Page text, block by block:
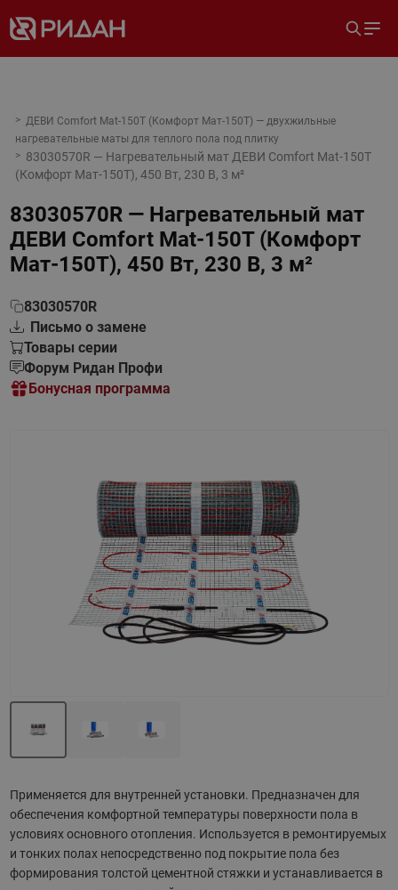
ДЕВИ Comfort Mat-150T (Комфорт Мат-150Т) — двухжильные
нагревательные маты для теплого пола под плитку
83030570R — Нагревательный мат ДЕВИ Comfort Mat-150T
(Комфорт Мат-150Т), 450 Вт, 230 В, 3 м²
83030570R — Нагревательный мат
ДЕВИ Comfort Mat-150T (Комфорт
Мат-150Т), 450 Вт, 230 В, 3 м²
83030570R
Письмо о замене
Товары серии
Форум Ридан Профи
Бонусная программа
Применяется для внутренней установки. Предназначен для
обеспечения комфортной температуры поверхности пола в
условиях основного отопления. Используется в ремонтируемых
и тонких полах непосредственно под покрытие пола без
формирования толстой цементной стяжки и устанавливается в